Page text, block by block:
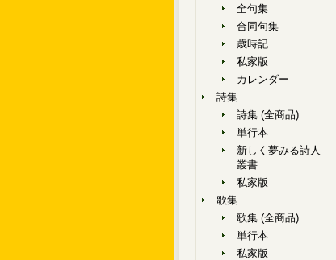
全句集
合同句集
歳時記
私家版
カレンダー
詩集
詩集 (全商品)
単行本
新しく夢みる詩人
叢書
私家版
歌集
歌集 (全商品)
単行本
私家版